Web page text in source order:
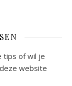
tips of wil je
website